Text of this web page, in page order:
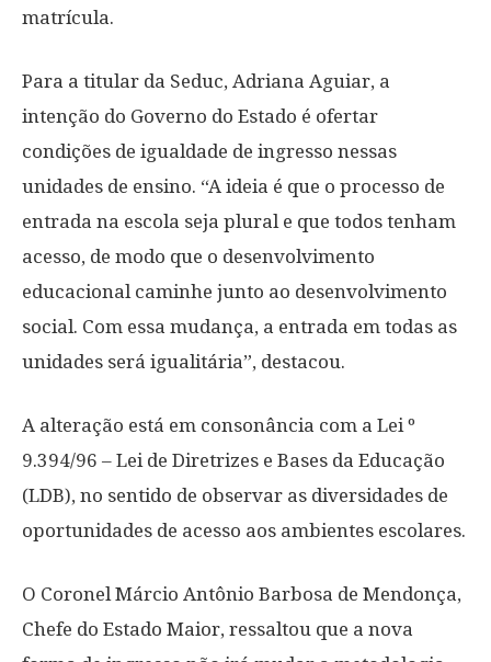
matrícula.
Para a titular da Seduc, Adriana Aguiar, a
intenção do Governo do Estado é ofertar
condições de igualdade de ingresso nessas
unidades de ensino. “A ideia é que o processo de
entrada na escola seja plural e que todos tenham
acesso, de modo que o desenvolvimento
educacional caminhe junto ao desenvolvimento
social. Com essa mudança, a entrada em todas as
unidades será igualitária”, destacou.
A alteração está em consonância com a Lei º
9.394/96 – Lei de Diretrizes e Bases da Educação
(LDB), no sentido de observar as diversidades de
oportunidades de acesso aos ambientes escolares.
O Coronel Márcio Antônio Barbosa de Mendonça,
Chefe do Estado Maior, ressaltou que a nova